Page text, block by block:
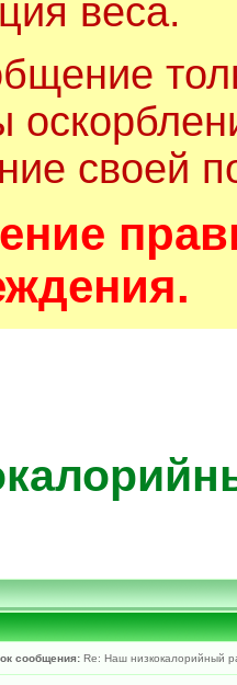
веса.
своей
сообщения: Re: Наш низкокалорийный